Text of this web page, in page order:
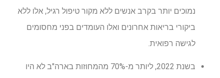
נמוכים יותר בקרב אנשים ללא מקור טיפול רגיל, אלו ללא
ביקורי בריאות אחרונים ואלו העומדים בפני מחסומים
לגישה רפואית.
בשנת 2022, ליותר מ-70% מהמחוזות בארה"ב לא היו